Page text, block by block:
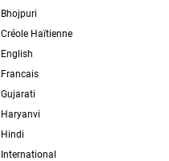
Bhojpuri
Créole Haïtienne
English
Francais
Gujarati
Haryanvi
Hindi
International